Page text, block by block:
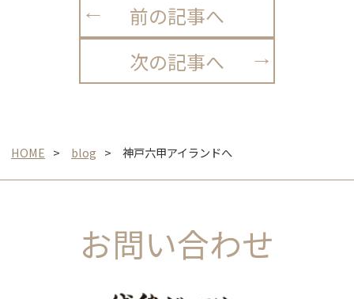
前の記事へ
次の記事へ
HOME blog 神戸六甲アイランドへ
お問い合わせ